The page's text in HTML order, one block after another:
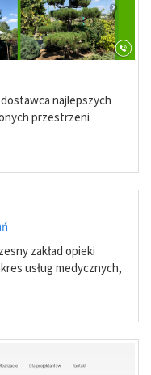
najlepszych
przestrzeni
zakład opieki
usług medycznych,